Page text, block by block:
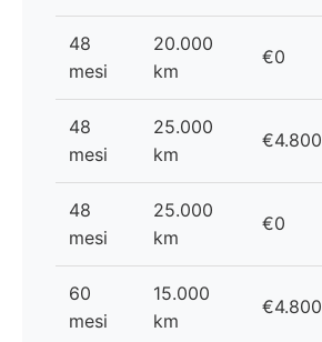
48
mesi
20.000
km
€0
48
mesi
25.000
km
€4.800
48
mesi
25.000
km
€0
60
mesi
15.000
km
€4.800